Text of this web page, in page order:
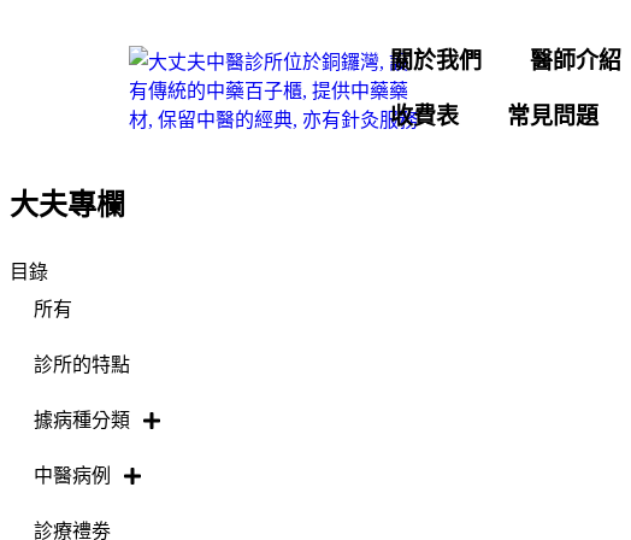
關於我們 醫師介紹
收費表 常見問題
大夫專欄
目錄
所有
診所的特點
據病種分類
中醫病例
診療禮劵